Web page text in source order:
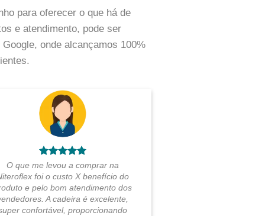
para oferecer o que há de
e atendimento, pode ser
onde alcançamos 100%
O que me levou a comprar na
foi o custo X benefício do
e pelo bom atendimento dos
A cadeira é excelente,
confortável, proporcionando